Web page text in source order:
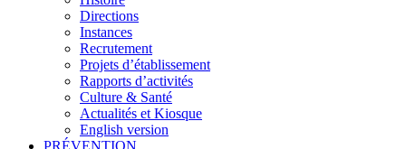
Directions
Instances
Recrutement
Projets d’établissement
Rapports d’activités
Culture & Santé
Actualités et Kiosque
English version
PRÉVENTION